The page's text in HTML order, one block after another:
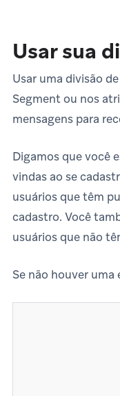
Usar sua
Usar uma divisão
Segment ou nos
mensagens para
Digamos que você
vindas ao se
usuários que têm
cadastro. Você
usuários que não
Se não houver uma